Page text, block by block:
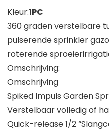
Kleur:1PC
360 graden verstelbare
pulserende sprinkler
roterende
Omschrijving:
Omschrijving
Spiked Impuls Garden
Verstelbaar volledig of
Quick-release 1/2